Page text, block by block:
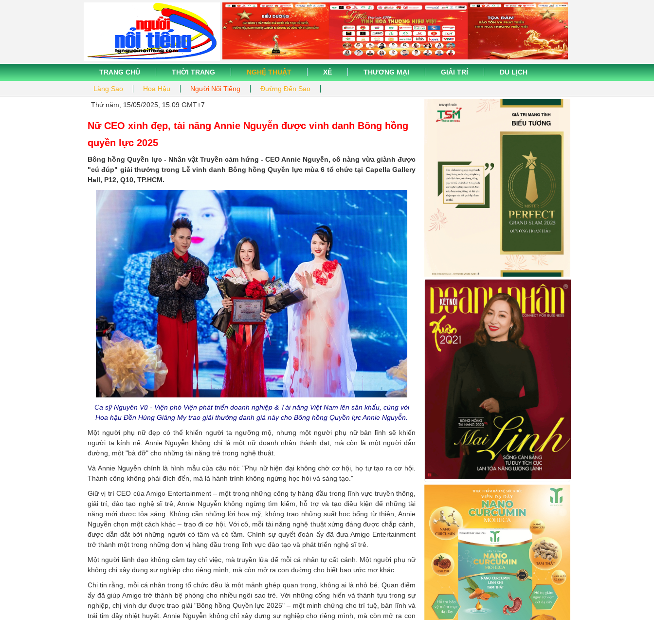
TRANG CHỦ THỜI TRANG NGHỆ THUẬT
Làng Sao Hoa Hậu Người Nổi Tiếng Đường Đến Sao
XẾ THƯƠNG MẠI GIẢI TRÍ DU LỊCH
Thứ năm, 15/05/2025, 15:09 GMT+7
Nữ CEO xinh đẹp, tài năng Annie Nguyễn được vinh danh Bông hồng
quyền lực 2025
Bông hồng Quyền lực - Nhân vật Truyền cảm hứng - CEO Annie Nguyễn, cô nàng vừa giành được
"cú đúp" giải thưởng trong Lễ vinh danh Bông hồng Quyền lực mùa 6 tổ chức tại Capella Gallery
Hall, P12, Q10, TP.HCM.
Ca sỹ Nguyên Vũ - Viện phó Viện phát triển doanh nghiệp & Tài năng Việt Nam lên sân khấu, cùng với
Hoa hậu Đền Hùng Giáng My trao giải thưởng danh giá này cho Bông hồng Quyền lực Annie Nguyễn.
Một người phụ nữ đẹp có thể khiến người ta ngưỡng mộ, nhưng một người phụ nữ bản lĩnh sẽ khiến
người ta kính nể. Annie Nguyễn không chỉ là một nữ doanh nhân thành đạt, mà còn là một người dẫn
đường, một "bà đỡ" cho những tài năng trẻ trong nghệ thuật.
Và Annie Nguyễn chính là hình mẫu của câu nói: "Phụ nữ hiện đại không chờ cơ hội, họ tự tạo ra cơ hội.
Thành công không phải đích đến, mà là hành trình không ngừng học hỏi và sáng tạo."
Giữ vị trí CEO của Amigo Entertainment – một trong những công ty hàng đầu trong lĩnh vực truyền thông,
giải trí, đào tạo nghệ sĩ trẻ, Annie Nguyễn không ngừng tìm kiếm, hỗ trợ và tạo điều kiện để những tài
năng mới được tỏa sáng. Không cần những lời hoa mỹ, không trao những suất học bổng từ thiện, Annie
Nguyễn chọn một cách khác – trao đi cơ hội. Với cô, mỗi tài năng nghệ thuật xứng đáng được chắp cánh,
được dẫn dắt bởi những người có tâm và có tầm. Chính sự quyết đoán ấy đã đưa Amigo Entertainment
trở thành một trong những đơn vị hàng đầu trong lĩnh vực đào tạo và phát triển nghệ sĩ trẻ.
Một người lãnh đạo không cầm tay chỉ việc, mà truyền lửa để mỗi cá nhân tự cất cánh. Một người phụ nữ
không chỉ xây dựng sự nghiệp cho riêng mình, mà còn mở ra con đường cho biết bao ước mơ khác.
Chị tin rằng, mỗi cá nhân trong tổ chức đều là một mảnh ghép quan trọng, không ai là nhỏ bé. Quan điểm
ấy đã giúp Amigo trở thành bệ phóng cho nhiều ngôi sao trẻ. Với những cống hiến và thành tựu trong sự
nghiệp, chị vinh dự được trao giải "Bông hồng Quyền lực 2025" – một minh chứng cho trí tuệ, bản lĩnh và
trái tim đầy nhiệt huyết. Annie Nguyễn không chỉ xây dựng sự nghiệp cho riêng mình, mà còn mở ra con